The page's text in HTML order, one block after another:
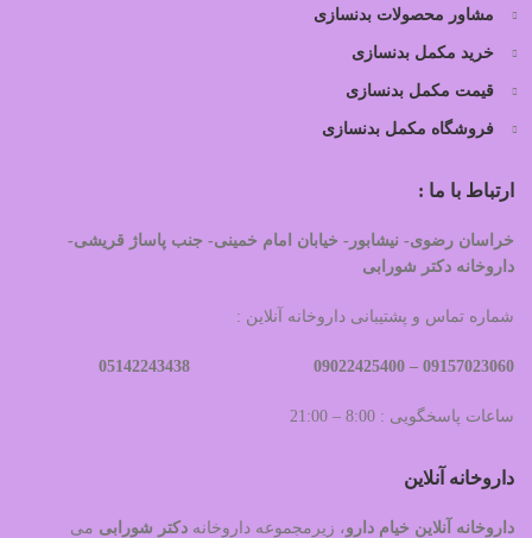
مشاور محصولات بدنسازی
خرید مکمل بدنسازی
قیمت مکمل بدنسازی
فروشگاه مکمل بدنسازی
ارتباط با ما :
خراسان رضوی- نیشابور- خیابان امام خمینی- جنب پاساژ قریشی-
داروخانه دکتر شورابی
شماره تماس و پشتیبانی داروخانه آنلاین :
09157023060 –
ساعات پاسخگویی : 8:00 – 21:00
داروخانه آنلاین
داروخانه آنلاین خیام دارو، زیرمجموعه داروخانه دکتر شورابی می